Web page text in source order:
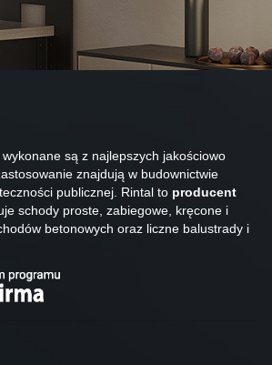
są z najlepszych jakościowo
znajdują w budownictwie
publicznej. Rintal to producent
schody proste, zabiegowe, kręcone i
betonowych oraz liczne balustrady i